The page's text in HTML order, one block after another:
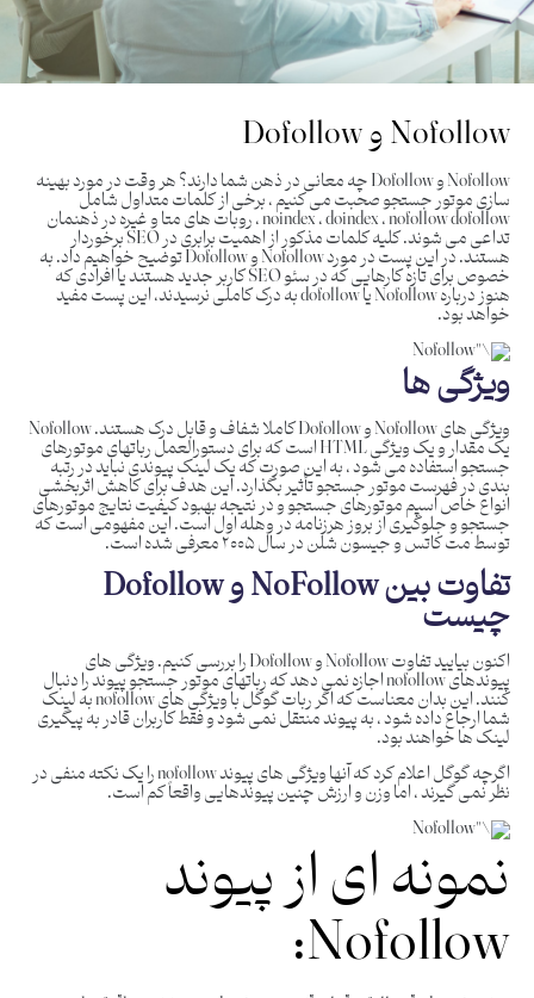
Nofollow و Dofollow
Nofollow و Dofollow چه معانی در ذهن شما دارند؟ هر وقت در مورد بهینه
سازی موتور جستجو صحبت می کنیم ، برخی از کلمات متداول شامل
noindex ، doindex ، nofollow dofollow ، روبات های متا و غیره در ذهنمان
تداعی می شوند. کلیه کلمات مذکور از اهمیت برابری در SEO برخوردار
هستند. در این پست در مورد Nofollow و Dofollow توضیح خواهیم داد. به
خصوص برای تازه کارهایی که در سئو SEO کاربر جدید هستند یا افرادی که
هنوز درباره Nofollow یا dofollow به درک کاملی نرسیدند، این پست مفید
خواهد بود.
ویژگی ها
ویژگی های Nofollow و Dofollow کاملا شفاف و قابل درک هستند. Nofollow
یک مقدار و یک ویژگی HTML است که برای دستورالعمل رباتهای موتورهای
جستجو استفاده می شود ، به این صورت که یک لینک پیوندی نباید در رتبه
بندی در فهرست موتور جستجو تأثیر بگذارد. این هدف برای کاهش اثربخشی
انواع خاص اسپم موتورهای جستجو و در نتیجه بهبود کیفیت نتایج موتورهای
جستجو و جلوگیری از بروز هرزنامه در وهله اول است. این مفهومی است که
توسط مت کاتس و جیسون شلن در سال ۲۰۰۵ معرفی شده است.
تفاوت بین NoFollow و Dofollow
چیست
اکنون بیایید تفاوت Nofollow و Dofollow را بررسی کنیم. ویژگی های
پیوندهای nofollow اجازه نمی دهد که رباتهای موتور جستجو پیوند را دنبال
کنند. این بدان معناست که اگر ربات گوگل با ویژگی های nofollow به لینک
شما ارجاع داده شود ، به پیوند منتقل نمی شود و فقط کاربران قادر به پیگیری
لینک ها خواهند بود.
اگرچه گوگل اعلام کرد که آنها ویژگی های پیوند nofollow را یک نکته منفی در
نظر نمی گیرند ، اما وزن و ارزش چنین پیوندهایی واقعاً کم است.
نمونه ای از پیوند
Nofollow: